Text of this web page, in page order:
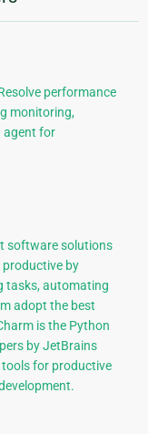
performance
monitoring,
agent for
software solutions
productive by
tasks, automating
adopt the best
is the Python
by JetBrains
for productive